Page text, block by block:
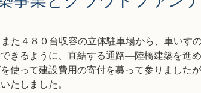
た４８０台収容の立体駐車場から、車いす
きるように、直結する通路―陸橋建築を進め
使って建設費用の寄付を募って参りました
たしました。